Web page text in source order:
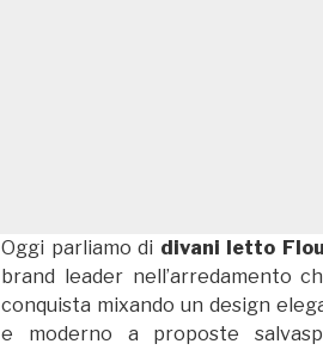
Oggi parliamo di divani letto
brand leader nell’arredamento
conquista mixando un design
e moderno a proposte